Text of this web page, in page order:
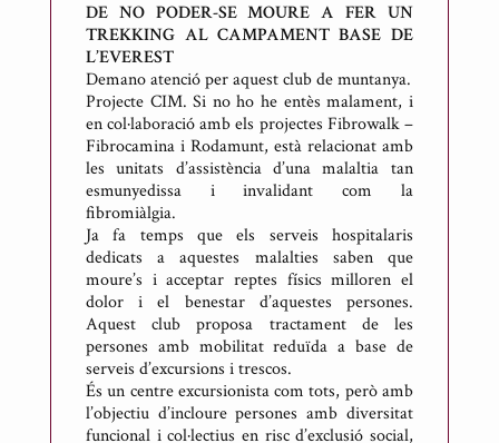
P
u
b
l
i
c
t
p
e
r
A
n
t
o
n
DE NO PODER-SE MOURE A FER UN
TREKKING AL CAMPAMENT BASE DE
L’EVEREST
Demano atenció per aquest club de muntanya.
Projecte CIM. Si no ho he entès malament, i
en col·laboració amb els projectes Fibrowalk –
Fibrocamina i Rodamunt, està relacionat amb
les unitats d’assistència d’una malaltia tan
esmunyedissa i invalidant com la
fibromiàlgia.
Ja fa temps que els serveis hospitalaris
dedicats a aquestes malalties saben que
moure’s i acceptar reptes físics milloren el
dolor i el benestar d’aquestes persones.
Aquest club proposa tractament de les
persones amb mobilitat reduïda a base de
serveis d’excursions i trescos.
És un centre excursionista com tots, però amb
l’objectiu d’incloure persones amb diversitat
funcional i col·lectius en risc d’exclusió social,